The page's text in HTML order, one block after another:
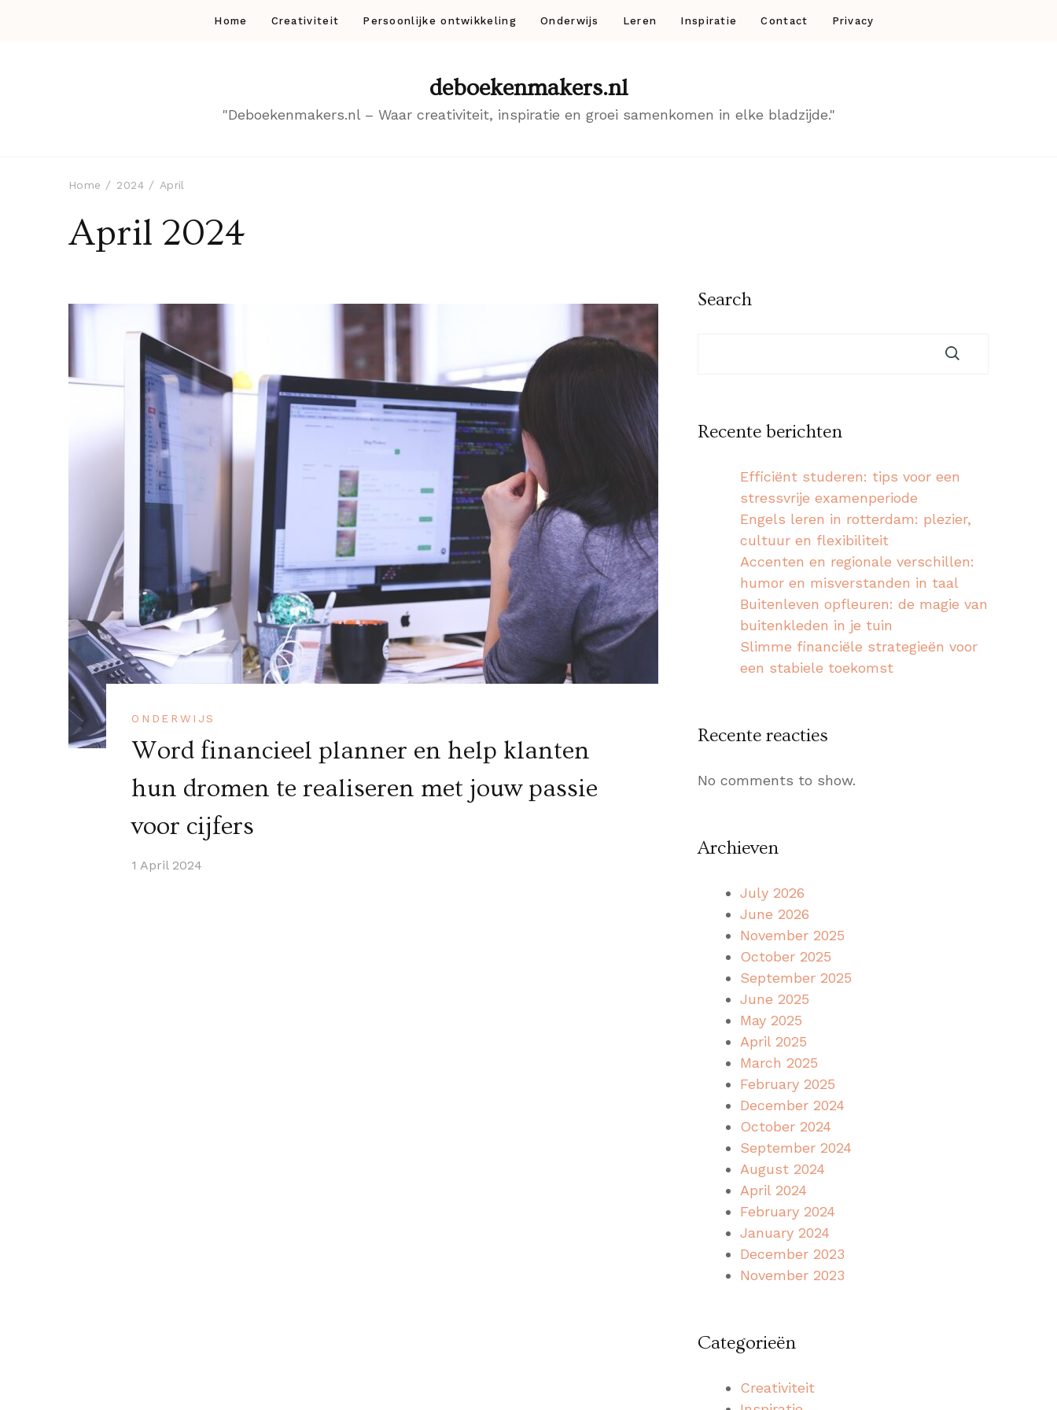
Home Creativiteit Persoonlijke ontwikkeling Onderwijs Leren Inspiratie Contact Privacy
deboekenmakers.nl
"Deboekenmakers.nl – Waar creativiteit, inspiratie en groei samenkomen in elke bladzijde."
Home 2024 April
April 2024
ONDERWIJS
Word financieel planner en help klanten
hun dromen te realiseren met jouw passie
voor cijfers
1 April 2024
Search
Recente berichten
Efficiënt studeren: tips voor een
stressvrije examenperiode
Engels leren in rotterdam: plezier,
cultuur en flexibiliteit
Accenten en regionale verschillen:
humor en misverstanden in taal
Buitenleven opfleuren: de magie van
buitenkleden in je tuin
Slimme financiële strategieën voor
een stabiele toekomst
Recente reacties
No comments to show.
Archieven
July 2026
June 2026
November 2025
October 2025
September 2025
June 2025
May 2025
April 2025
March 2025
February 2025
December 2024
October 2024
September 2024
August 2024
April 2024
February 2024
January 2024
December 2023
November 2023
Categorieën
Creativiteit